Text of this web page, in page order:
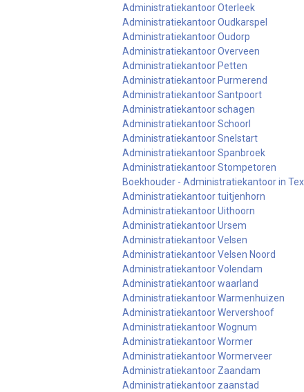
Administratiekantoor Oterleek
Administratiekantoor Oudkarspel
Administratiekantoor Oudorp
Administratiekantoor Overveen
Administratiekantoor Petten
Administratiekantoor Purmerend
Administratiekantoor Santpoort
Administratiekantoor schagen
Administratiekantoor Schoorl
Administratiekantoor Snelstart
Administratiekantoor Spanbroek
Administratiekantoor Stompetoren
Boekhouder - Administratiekantoor in
Administratiekantoor tuitjenhorn
Administratiekantoor Uithoorn
Administratiekantoor Ursem
Administratiekantoor Velsen
Administratiekantoor Velsen Noord
Administratiekantoor Volendam
Administratiekantoor waarland
Administratiekantoor Warmenhuizen
Administratiekantoor Wervershoof
Administratiekantoor Wognum
Administratiekantoor Wormer
Administratiekantoor Wormerveer
Administratiekantoor Zaandam
Administratiekantoor zaanstad